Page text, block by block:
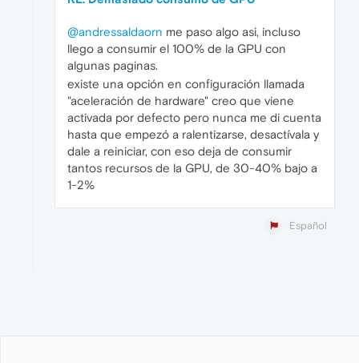
@andressaldaorn me paso algo asi, incluso
llego a consumir el 100% de la GPU con
algunas paginas.
existe una opción en configuración llamada
"aceleración de hardware" creo que viene
activada por defecto pero nunca me di cuenta
hasta que empezó a ralentizarse, desactívala y
dale a reiniciar, con eso deja de consumir
tantos recursos de la GPU, de 30-40% bajo a
1-2%
Español